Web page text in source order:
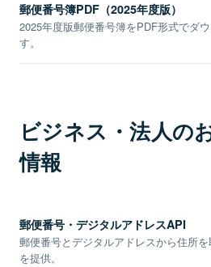
郵便番号簿PDF（2025年度版）
2025年度版郵便番号簿をPDF形式でダ
す。
ビジネス・法人の
情報
郵便番号・デジタルアドレスAPI
郵便番号とデジタルアドレスから住所
を提供。